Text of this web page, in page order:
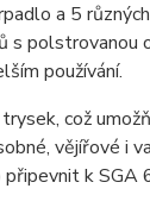
a 5
s
používání.
což
vějířové i
k SGA